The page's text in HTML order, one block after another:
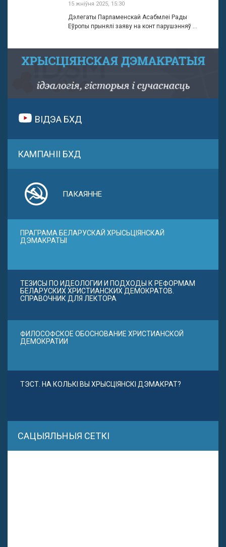
15 жніўня 2025, 15:30
Дэлегаты Парламенскай Асабмлеі Рады
Еўропы прынялі заяву на конт парушэнняў ...
ВІДЭА БХД
КАМПАНІІ БХД
ПАКАЯННЕ
ПРАГРАМА БЕЛАРУСКАЙ ХРЫСЬЦІЯНСКАЙ
ДЭМАКРАТЫІ
ТЕЗИСЫ ПО ИДЕОЛОГИИ И ПОДХОДЫ К РЕФОРМАМ
БЕЛАРУСКИХ ХРИСТИАНСКИХ ДЕМОКРАТОВ.
СПРАВОЧНИК ДЛЯ ЛЕКТОРА
ФИЛОСОФСКОЕ ОБОСНОВАНИЕ ХРИСТИАНСКОЙ
ДЕМОКРАТИИ
ТЭСТ. НА КОЛЬКІ ВЫ ХРЫСЦІЯНСКІ ДЭМАКРАТ?
САЦЫЯЛЬНЫЯ СЕТКІ